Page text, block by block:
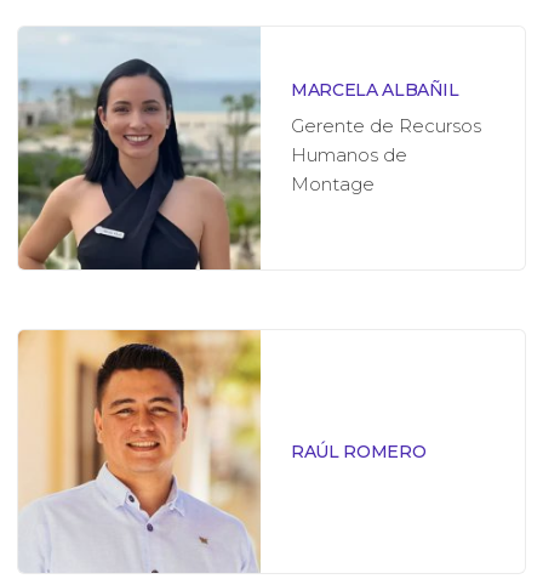
MARCELA ALBAÑIL
Gerente de Recursos
Humanos de
Montage
RAÚL ROMERO